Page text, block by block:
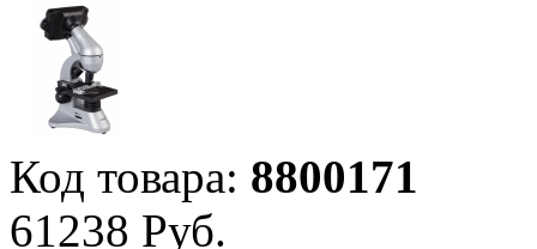
Код товара: 8800171
61238 Руб.